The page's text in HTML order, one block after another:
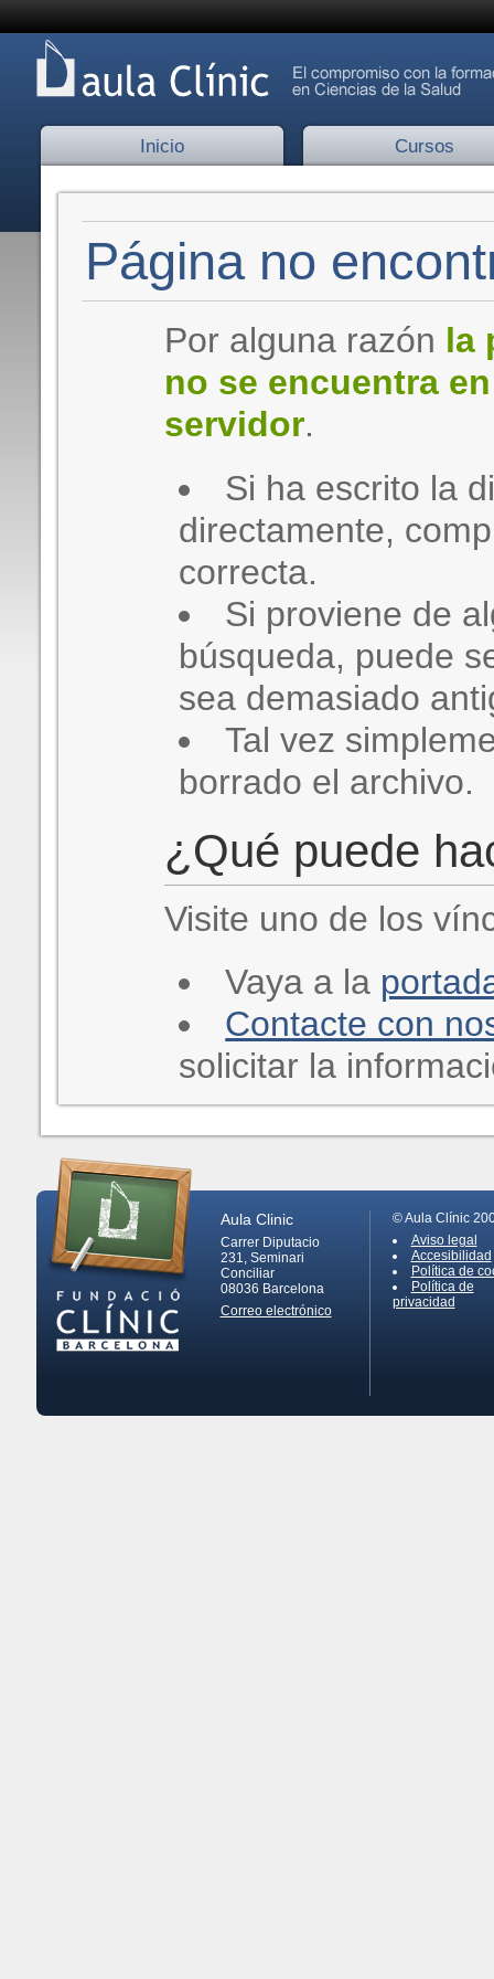
Inicio Cursos
Página no
Por alguna razón la
no se encuentra
servidor.
Si ha escrito la
directamente,
correcta.
Si proviene de
búsqueda, puede
sea demasiado
Tal vez
borrado el archivo.
¿Qué puede
Visite uno de los
Vaya a la
Contacte con
solicitar la
Aula Clinic
Carrer Diputacio
231, Seminari
Conciliar
08036 Barcelona
Correo electrónico
© Aula Clínic
Aviso legal
Accesibilidad
Política de
Política de
privacidad